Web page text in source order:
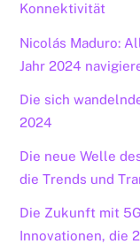
Konnektivität
Nicolás Maduro:
Jahr 2024
Die sich
2024
Die neue Welle
die Trends und
Die Zukunft mit
Innovationen, die